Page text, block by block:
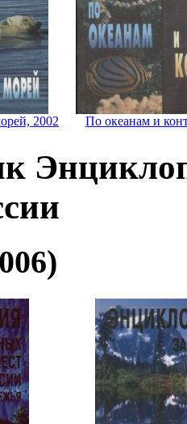
2002 По океанам и